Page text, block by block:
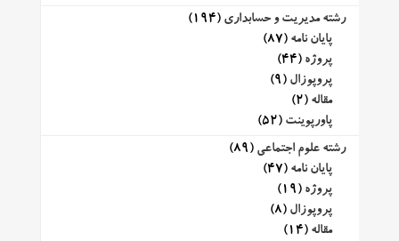
رشته مدیریت و حسابداری (194)
پایان نامه (87)
پروژه (44)
پروپوزال (9)
مقاله (2)
پاورپوینت (52)
رشته علوم اجتماعی (89)
پایان نامه (47)
پروژه (19)
پروپوزال (8)
مقاله (14)